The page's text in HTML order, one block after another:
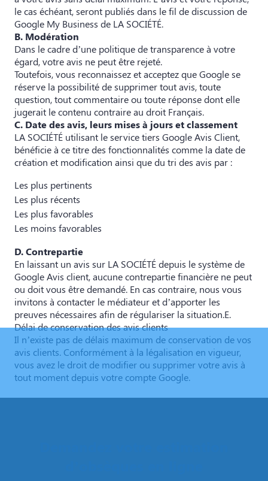
le cas échéant, seront publiés dans le fil de discussion de
Google My Business de LA SOCIÉTÉ.
B. Modération
Dans le cadre d’une politique de transparence à votre
égard, votre avis ne peut être rejeté.
Toutefois, vous reconnaissez et acceptez que Google se
réserve la possibilité de supprimer tout avis, toute
question, tout commentaire ou toute réponse dont elle
jugerait le contenu contraire au droit Français.
C. Date des avis, leurs mises à jours et classement
LA SOCIÉTÉ utilisant le service tiers Google Avis Client,
bénéficie à ce titre des fonctionnalités comme la date de
création et modification ainsi que du tri des avis par :
Les plus pertinents
Les plus récents
Les plus favorables
Les moins favorables
D. Contrepartie
En laissant un avis sur LA SOCIÉTÉ depuis le système de
Google Avis client, aucune contrepartie financière ne peut
ou doit vous être demandé. En cas contraire, nous vous
invitons à contacter le médiateur et d’apporter les
preuves nécessaires afin de régulariser la situation.E.
Délai de conservation des avis clients
Il n’existe pas de délais maximum de conservation de vos
avis clients. Conformément à la légalisation en vigueur,
vous avez le droit de modifier ou supprimer votre avis à
tout moment depuis votre compte Google.